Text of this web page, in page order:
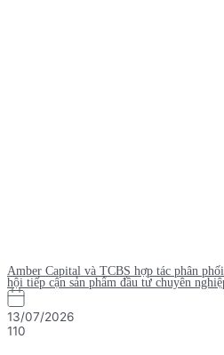
Amber Capital và TCBS hợp tác phân
hội tiếp cận sản phẩm đầu tư chuyên
13/07/2026
110